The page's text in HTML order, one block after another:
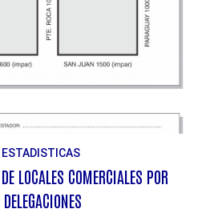
ESTADISTICAS
LOCALES COMERCIALES POR
DELEGACIONES